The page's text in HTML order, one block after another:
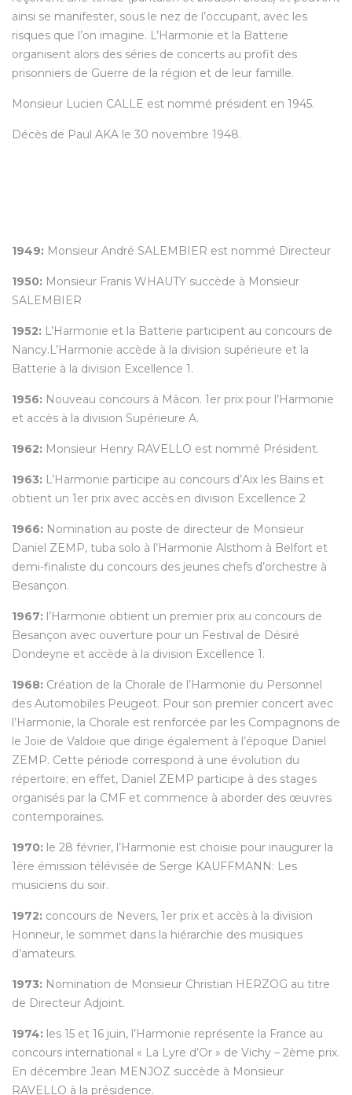
ainsi se manifester, sous le nez de l’occupant, avec les
risques que l’on imagine. L’Harmonie et la Batterie
organisent alors des séries de concerts au profit des
prisonniers de Guerre de la région et de leur famille.
Monsieur Lucien CALLE est nommé président en 1945.
Décès de Paul AKA le 30 novembre 1948.
1949: Monsieur André SALEMBIER est nommé Directeur
1950: Monsieur Franis WHAUTY succède à Monsieur
SALEMBIER
1952: L’Harmonie et la Batterie participent au concours de
Nancy.L’Harmonie accède à la division supérieure et la
Batterie à la division Excellence 1.
1956: Nouveau concours à Mâcon. 1er prix pour l’Harmonie
et accès à la division Supérieure A.
1962: Monsieur Henry RAVELLO est nommé Président.
1963: L’Harmonie participe au concours d’Aix les Bains et
obtient un 1er prix avec accès en division Excellence 2
1966: Nomination au poste de directeur de Monsieur
Daniel ZEMP, tuba solo à l’Harmonie Alsthom à Belfort et
demi-finaliste du concours des jeunes chefs d’orchestre à
Besançon.
1967: l’Harmonie obtient un premier prix au concours de
Besançon avec ouverture pour un Festival de Désiré
Dondeyne et accède à la division Excellence 1.
1968: Création de la Chorale de l’Harmonie du Personnel
des Automobiles Peugeot. Pour son premier concert avec
l’Harmonie, la Chorale est renforcée par les Compagnons de
le Joie de Valdoie que dirige également à l’époque Daniel
ZEMP. Cette période correspond à une évolution du
répertoire; en effet, Daniel ZEMP participe à des stages
organisés par la CMF et commence à aborder des œuvres
contemporaines.
1970: le 28 février, l’Harmonie est choisie pour inaugurer la
1ère émission télévisée de Serge KAUFFMANN: Les
musiciens du soir.
1972: concours de Nevers, 1er prix et accès à la division
Honneur, le sommet dans la hiérarchie des musiques
d’amateurs.
1973: Nomination de Monsieur Christian HERZOG au titre
de Directeur Adjoint.
1974: les 15 et 16 juin, l’Harmonie représente la France au
concours international « La Lyre d’Or » de Vichy – 2ème prix.
En décembre Jean MENJOZ succède à Monsieur
RAVELLO à la présidence.